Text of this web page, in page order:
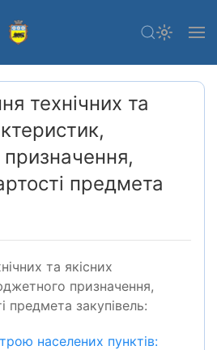
технічних та
предмета
та якісних
призначення,
предмета закупівель:
населених пунктів: